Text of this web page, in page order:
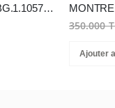
MONTRE HOMME BIGOTTI BG.1.10578-1
350.000
Ajouter